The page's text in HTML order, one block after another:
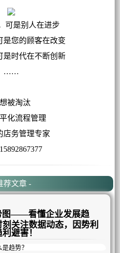
可是别人在进步
是您的顾客在改变
是时代在不断创新
……
被淘汰
化流程管理
店务管理专家
荐文章 -
图——看懂企业发展趋
刻关注数据动态，因势利
避害！
趋势？